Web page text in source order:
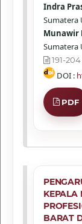
Indra
Sumatera
Munawir
Sumatera
191-204
DOI :
PDF
KEPALA
BARAT